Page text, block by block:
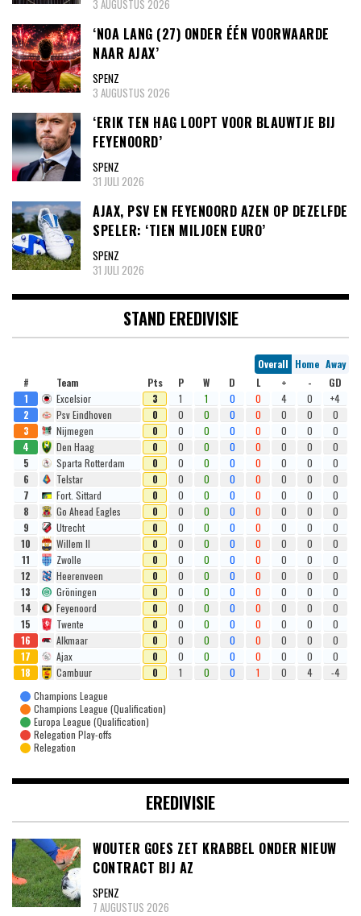
3 AUGUSTUS 2026
‘NOA LANG (27) ONDER ÉÉN VOORWAARDE
NAAR AJAX’
SPENZ
3 AUGUSTUS 2026
‘ERIK TEN HAG LOOPT VOOR BLAUWTJE BIJ
FEYENOORD’
SPENZ
31 JULI 2026
AJAX, PSV EN FEYENOORD AZEN OP DEZELFDE
SPELER: ‘TIEN MILJOEN EURO’
SPENZ
31 JULI 2026
STAND EREDIVISIE
Overall Home Away
#
Team Pts P W D L + -
GD
1
Excelsior 3 1 1 0 0 4 0
+4
2
Psv Eindhoven 0 0 0 0 0 0 0
0
3
Nijmegen 0 0 0 0 0 0 0
0
4
Den Haag 0 0 0 0 0 0 0
0
5
Sparta Rotterdam 0 0 0 0 0 0 0
0
6
Telstar 0 0 0 0 0 0 0
0
7
Fort. Sittard 0 0 0 0 0 0 0
0
8
Go Ahead Eagles 0 0 0 0 0 0 0
0
9
Utrecht 0 0 0 0 0 0 0
0
10
Willem II 0 0 0 0 0 0 0
0
11
Zwolle 0 0 0 0 0 0 0
0
12
Heerenveen 0 0 0 0 0 0 0
0
13
Gröningen 0 0 0 0 0 0 0
0
14
Feyenoord 0 0 0 0 0 0 0
0
15
Twente 0 0 0 0 0 0 0
0
16
Alkmaar 0 0 0 0 0 0 0
0
17
Ajax 0 0 0 0 0 0 0
0
18
Cambuur 0 1 0 0 1 0 4
-4
Champions League
Champions League (Qualification)
Europa League (Qualification)
Relegation Play-offs
Relegation
EREDIVISIE
WOUTER GOES ZET KRABBEL ONDER NIEUW
CONTRACT BIJ AZ
SPENZ
7 AUGUSTUS 2026